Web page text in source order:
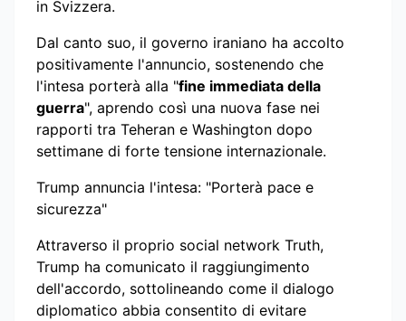
in Svizzera.
Dal canto suo, il governo iraniano ha accolto
positivamente l'annuncio, sostenendo che
l'intesa porterà alla "fine immediata della
guerra", aprendo così una nuova fase nei
rapporti tra Teheran e Washington dopo
settimane di forte tensione internazionale.
Trump annuncia l'intesa: "Porterà pace e
sicurezza"
Attraverso il proprio social network Truth,
Trump ha comunicato il raggiungimento
dell'accordo, sottolineando come il dialogo
diplomatico abbia consentito di evitare